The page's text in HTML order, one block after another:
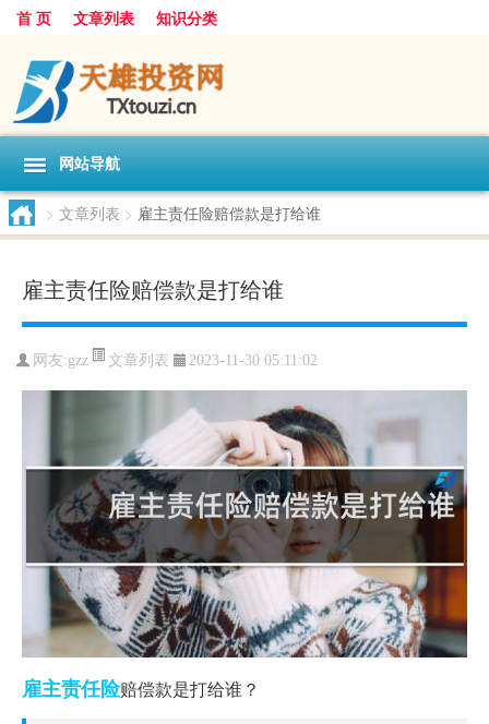
首 页 文章列表 知识分类
网站导航
> 文章列表 > 雇主责任险赔偿款是打给谁
雇主责任险赔偿款是打给谁
网友:gzz 文章列表 2023-11-30 05:11:02
雇主责任险赔偿款是打给谁？